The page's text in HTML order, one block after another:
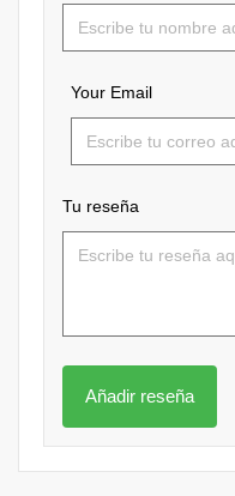
Your Email
Tu reseña